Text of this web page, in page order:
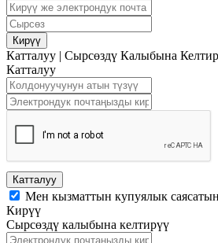
Кирүү
Катталуу | Сырсөздү Калыбына
Катталуу
Катталуу
Мен кызматтын купуялык
Кирүү
Сырсөздү калыбына келтирүү